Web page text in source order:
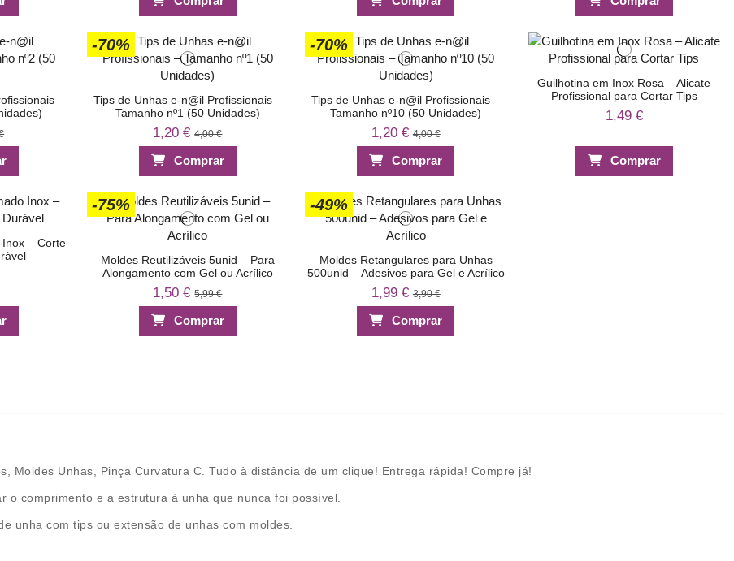
–
-70%
Tips de Unhas e-n@il Profissionais –
Tamanho nº1 (50 Unidades)
1,20 €4,00 €
Comprar
-70%
Tips de Unhas e-n@il Profissionais –
Tamanho nº10 (50 Unidades)
1,20 €4,00 €
Comprar
Guilhotina em Inox Rosa – Alicate
Profissional para Cortar Tips
1,49 €
Comprar
– Corte
-75%
Moldes Reutilizáveis 5unid – Para
Alongamento com Gel ou Acrílico
1,50 €5,99 €
Comprar
-49%
Moldes Retangulares para Unhas
500unid – Adesivos para Gel e Acrílico
1,99 €3,90 €
Comprar
Moldes Unhas, Pinça Curvatura C. Tudo à distância de um clique! Entrega rápida! Compre já!
o comprimento e a estrutura à unha que nunca foi possível.
unha com tips ou extensão de unhas com moldes.